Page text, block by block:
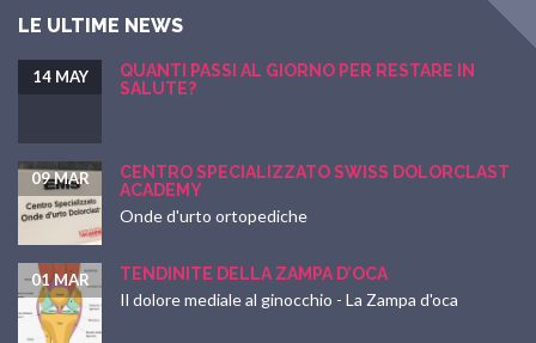
LE ULTIME NEWS
QUANTI PASSI AL GIORNO PER RESTARE IN
SALUTE?
14 MAY
CENTRO SPECIALIZZATO SWISS DOLORCLAST
ACADEMY
09 MAR
Onde d'urto ortopediche
TENDINITE DELLA ZAMPA D’OCA
01 MAR
Il dolore mediale al ginocchio - La Zampa d'oca